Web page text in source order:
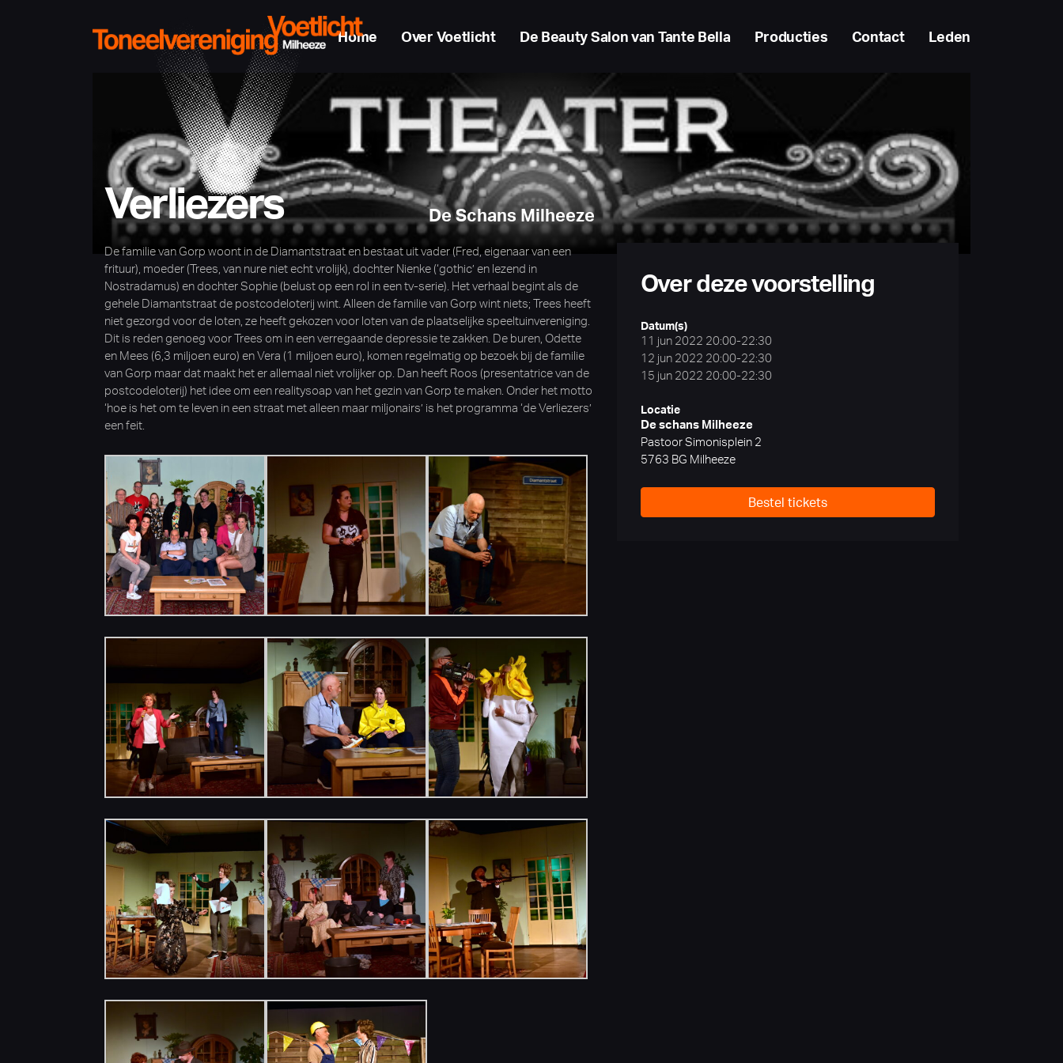
Home Over Voetlicht De Beauty Salon van Tante Bella Producties Contact Leden
Verliezers De Schans Milheeze
De familie van Gorp woont in de Diamantstraat en bestaat uit vader (Fred, eigenaar van een
frituur), moeder (Trees, van nure niet echt vrolijk), dochter Nienke (‘gothic’ en lezend in
Nostradamus) en dochter Sophie (belust op een rol in een tv-serie). Het verhaal begint als de
gehele Diamantstraat de postcodeloterij wint. Alleen de familie van Gorp wint niets; Trees heeft
niet gezorgd voor de loten, ze heeft gekozen voor loten van de plaatselijke speeltuinvereniging.
Dit is reden genoeg voor Trees om in een verregaande depressie te zakken. De buren, Odette
en Mees (6,3 miljoen euro) en Vera (1 miljoen euro), komen regelmatig op bezoek bij de familie
van Gorp maar dat maakt het er allemaal niet vrolijker op. Dan heeft Roos (presentatrice van de
postcodeloterij) het idee om een realitysoap van het gezin van Gorp te maken. Onder het motto
‘hoe is het om te leven in een straat met alleen maar miljonairs’ is het programma ‘de Verliezers’
een feit.
Over deze voorstelling
Datum(s)
11 jun 2022 20:00-22:30
12 jun 2022 20:00-22:30
15 jun 2022 20:00-22:30
Locatie
De schans Milheeze
Pastoor Simonisplein 2
5763 BG Milheeze
Bestel tickets